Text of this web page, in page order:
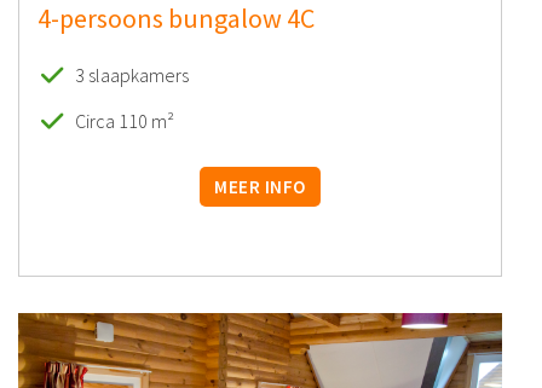
4-persoons bungalow 4C
3 slaapkamers
Circa 110 m²
MEER INFO